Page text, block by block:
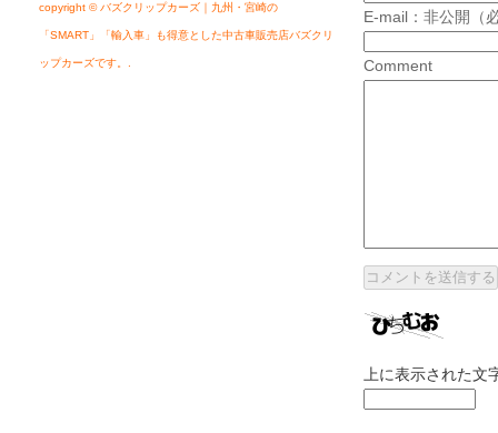
copyright © バズクリップカーズ｜九州・宮崎の
「SMART」「輸入車」も得意とした中古車販売店バズクリ
ップカーズです。.
E-mail：非公開（
Comment
上に表示された文